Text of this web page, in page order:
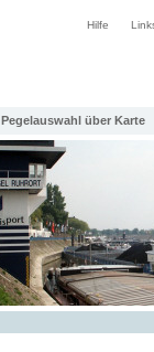
Hilfe
Pegelauswahl über Karte